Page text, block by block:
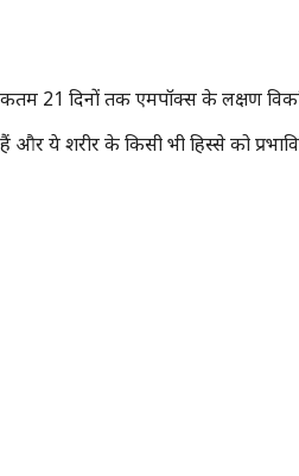
21 दिनों तक एमपॉक्स के लक्षण
और ये शरीर के किसी भी हिस्से को